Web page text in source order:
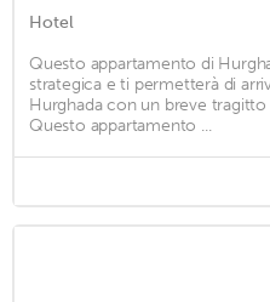
Hotel
Questo appartamento di
strategica e ti permetterà di
Hurghada con un breve
Questo appartamento ...